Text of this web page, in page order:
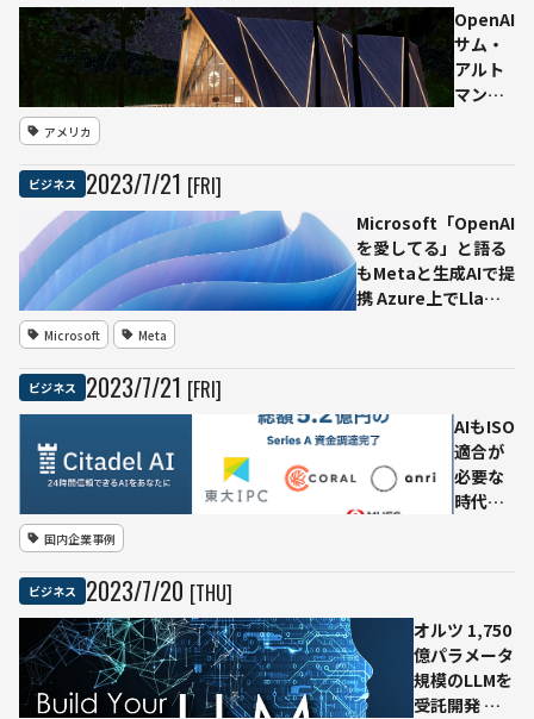
る他モデル
凌駕
OpenAI
サム・
アルト
マン氏
へ 「オ
ーロラ
発電
所」27
アメリカ
ビジネス 2023/7/21 [FRI]
Microsoft「OpenAI
を愛してる」と語る
もMetaと生成AIで提
携 Azure上でLlama
Microsoft Meta
ビジネス 2023/7/21 [FRI]
AIもISO
適合が
必要な
時代に -
AI 東大
ファン
ドなど
が5.2億
国内企業事例
ビジネス 2023/7/20 [THU]
オルツ 1,750
億パラメータ
規模のLLMを
受託開発 よ